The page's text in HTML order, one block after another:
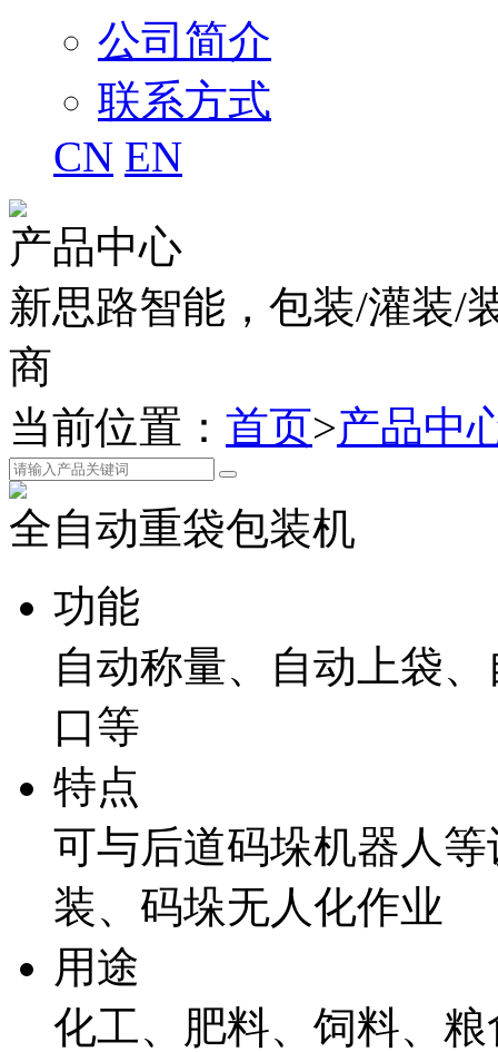
公司简介
联系方式
CN EN
产品中心
新思路智能，包装/灌装/
商
当前位置： 首页>产品中
全自动重袋包装机
功能
自动称量、自动上袋
口等
特点
可与后道码垛机器人
装、码垛无人化作业
用途
化工、肥料、饲料、